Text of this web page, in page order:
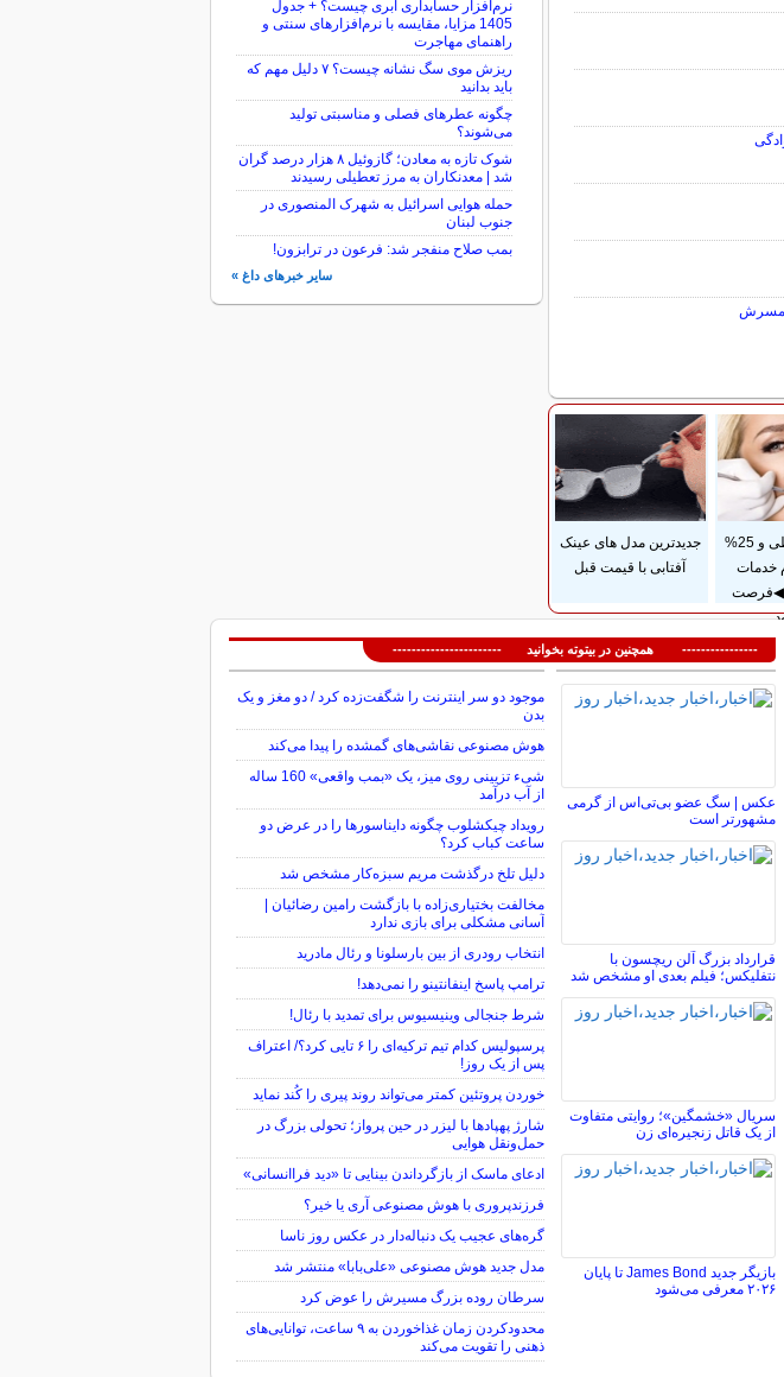
همسرش
سایر مطالب سرگرمی
پرداخت قسطی و 25%
خدمات
جدیدترین مدل های عینک
آفتابی با قیمت قبل
نرم‌افزار حسابداری ابری چیست؟ + جدول
1405 مزایا، مقایسه با نرم‌افزارهای سنتی و
راهنمای مهاجرت
ریزش موی سگ نشانه چیست؟ ۷ دلیل مهم که
باید بدانید
چگونه عطرهای فصلی و مناسبتی تولید
می‌شوند؟
شوک تازه به معادن؛ گازوئیل ۸ هزار درصد گران
شد | معدنکاران به مرز تعطیلی رسیدند
حمله هوایی اسرائیل به شهرک المنصوری در
جنوب لبنان
بمب صلاح منفجر شد: فرعون در ترابزون!
سایر خبرهای داغ »
---------------- همچنین در بیتوته بخوانید -----------------------
عکس | سگ عضو بی‌تی‌اس از گرمی
مشهورتر است
قرارداد بزرگ آلن ریچسون با
نتفلیکس؛ فیلم بعدی او مشخص شد
سریال «خشمگین»؛ روایتی متفاوت
از یک قاتل زنجیره‌ای زن
بازیگر جدید James Bond تا پایان
۲۰۲۶ معرفی می‌شود
موجود دو سر اینترنت را شگفت‌زده کرد / دو مغز و یک
بدن
هوش مصنوعی نقاشی‌های گمشده را پیدا می‌کند
شیء تزیینی روی میز، یک «بمب واقعی» 160 ساله
از آب درآمد
رویداد چیکشلوب چگونه دایناسورها را در عرض دو
ساعت کباب کرد؟
دلیل تلخ درگذشت مریم سبزه‌کار مشخص شد
مخالفت بختیاری‌زاده با بازگشت رامین رضائیان |
آسانی مشکلی برای بازی ندارد
انتخاب رودری از بین بارسلونا و رئال مادرید
ترامپ پاسخ اینفانتینو را نمی‌دهد!
شرط جنجالی وینیسیوس برای تمدید با رئال!
پرسپولیس کدام تیم ترکیه‌ای را ۶ تایی کرد؟/ اعتراف
پس از یک روز!
خوردن پروتئین کمتر می‌تواند روند پیری را کُند نماید
شارژ پهپادها با لیزر در حین پرواز؛ تحولی بزرگ در
حمل‌ونقل هوایی
ادعای ماسک از بازگرداندن بینایی تا «دید فراانسانی»
فرزندپروری با هوش مصنوعی آری یا خیر؟
گره‌های عجیب یک دنباله‌دار در عکس روز ناسا
مدل جدید هوش مصنوعی «علی‌بابا» منتشر شد
سرطان روده بزرگ مسیرش را عوض کرد
محدودکردن زمان غذاخوردن به ۹ ساعت، توانایی‌های
ذهنی را تقویت می‌کند